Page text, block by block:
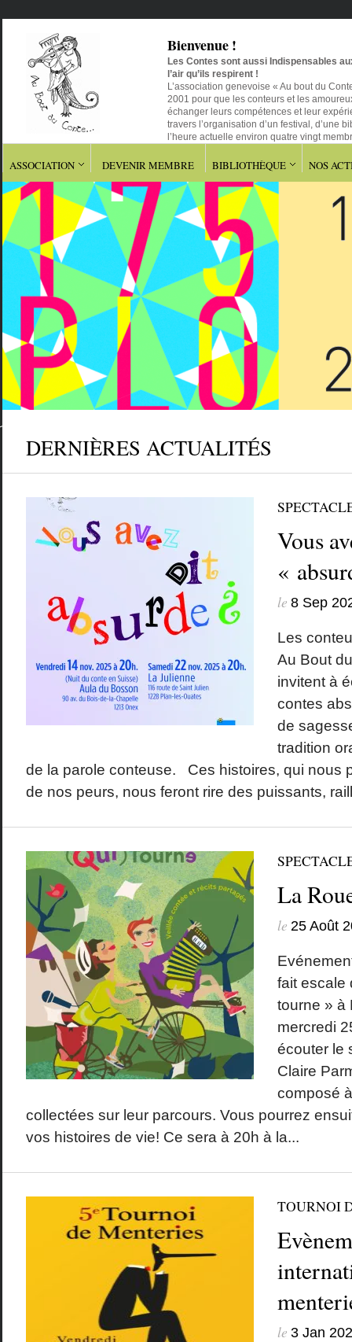
Bienvenue !
Les Contes sont aussi Indispensables
l’air qu’ils respirent !
L’association genevoise « Au bout du
2001 pour que les conteurs et les
échanger leurs compétences et leur
travers l’organisation d’un festival, d’une
l’heure actuelle environ quatre vingt
ASSOCIATION DEVENIR MEMBRE BIBLIOTHÈQUE NOS
DERNIÈRES ACTUALITÉS
Vous
«
le 8 Sep
Les
Au Bout
invitent à
contes
de
tradition
de la parole conteuse. Ces histoires, qui nous
de nos peurs, nous feront rire des puissants,
La
le 25 Août
fait escale
tourne » à
mercredi
écouter le
Claire
composé
collectées sur leur parcours. Vous pourrez
vos histoires de vie! Ce sera à 20h à la...
TOURNOI
le 3 Jan